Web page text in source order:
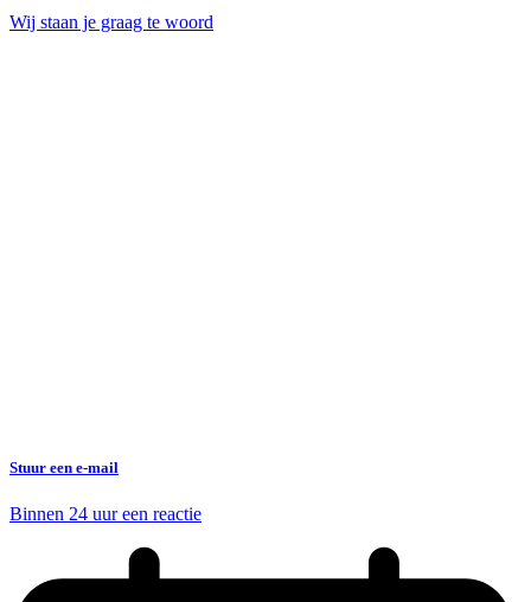
Wij staan je graag te woord
Stuur een e-mail
Binnen 24 uur een reactie